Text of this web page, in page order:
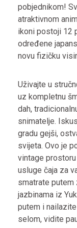
pobjednikom!
atraktivnom
ikoni postoji 12
određene
novu fizičku
Uživajte u
uz kompletnu
dah,
snimatelje.
gradu gejši,
svijeta. Ovo je
vintage
usluge čaja za
smatrate putem
jazbinama iz
putem i
selom, vidite